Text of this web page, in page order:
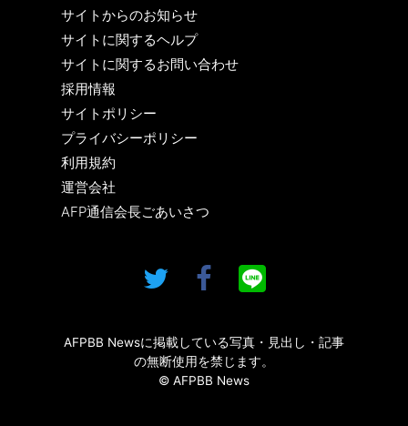
サイトからのお知らせ
サイトに関するヘルプ
サイトに関するお問い合わせ
採用情報
サイトポリシー
プライバシーポリシー
利用規約
運営会社
AFP通信会長ごあいさつ
AFPBB Newsに掲載している写真・見出し・記事
の無断使用を禁じます。
© AFPBB News